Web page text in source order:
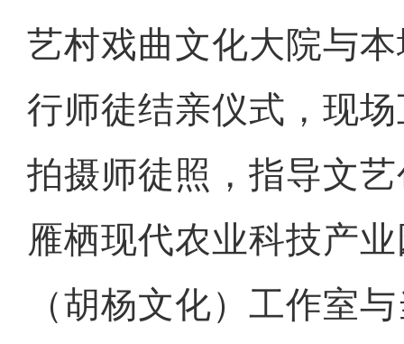
艺村戏曲文化大院与
行师徒结亲仪式，现
拍摄师徒照，指导文
雁栖现代农业科技产
（胡杨文化）工作室